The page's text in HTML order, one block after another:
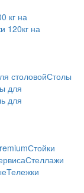
кг на
120кг на
столовойСтолы
для
для
Стойки
Стеллажи
Тележки